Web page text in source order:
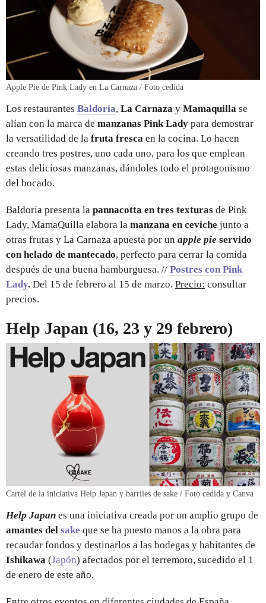
Apple Pie de Pink Lady en La Carnaza / Foto cedida
Los restaurantes Baldoria, La Carnaza y Mamaquilla se
alían con la marca de manzanas Pink Lady para demostrar
la versatilidad de la fruta fresca en la cocina. Lo hacen
creando tres postres, uno cada uno, para los que emplean
estas deliciosas manzanas, dándoles todo el protagonismo
del bocado.
Baldoria presenta la pannacotta en tres texturas de Pink
Lady, MamaQuilla elabora la manzana en ceviche junto a
otras frutas y La Carnaza apuesta por un apple pie servido
con helado de mantecado, perfecto para cerrar la comida
después de una buena hamburguesa. // Postres con Pink
Lady. Del 15 de febrero al 15 de marzo. Precio: consultar
precios.
Help Japan (16, 23 y 29 febrero)
Cartel de la iniciativa Help Japan y barriles de sake / Foto cedida y Canva
Help Japan es una iniciativa creada por un amplio grupo de
amantes del sake que se ha puesto manos a la obra para
recaudar fondos y destinarlos a las bodegas y habitantes de
Ishikawa (Japón) afectados por el terremoto, sucedido el 1
de enero de este año.